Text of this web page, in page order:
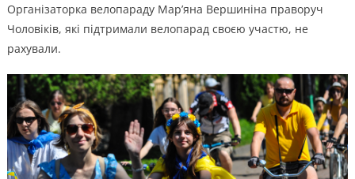
Організаторка велопараду Мар’яна Вершиніна праворуч
Чоловіків, які підтримали велопарад своєю участю, не
рахували.